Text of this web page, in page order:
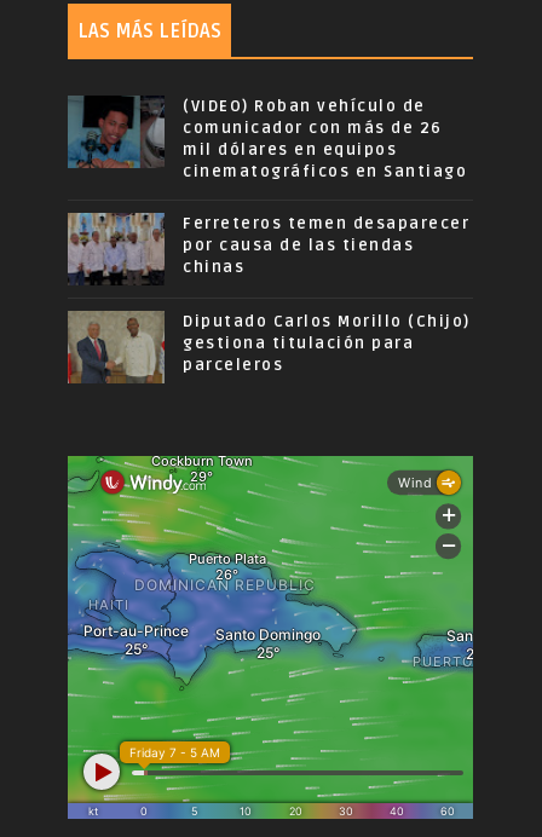
LAS MÁS LEÍDAS
(VIDEO) Roban vehículo de
comunicador con más de 26
mil dólares en equipos
cinematográficos en Santiago
Ferreteros temen desaparecer
por causa de las tiendas
chinas
Diputado Carlos Morillo (Chijo)
gestiona titulación para
parceleros